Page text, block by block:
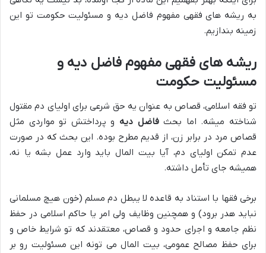
به ریشه های فقهی مفهوم فاضل دیه و مسئولیت حکومت تو این
زمینه بندازیم.
ریشه های فقهی مفهوم فاضل دیه و
مسئولیت حکومت
تو فقه اسلامی، قصاص به عنوان یه حق شرعی برای اولیای دم مقتول
شناخته میشه. اما بحثفاضل دیه و پرداختش تو مواردی مثل
قصاص مرد در برابر زن، از قدیم مطرح بوده. این بحث که در صورت
عدم تمکن اولیای دم، آیا بیت المال باید وارد عمل بشه یا نه،
همیشه جای تأمل داشته.
برخی فقها با استناد به قاعده لا یبطل دم مسلم (خون هیچ مسلمانی
نباید هدر برود) و همچنین وظایف ولی امر یا حاکم اسلامی در حفظ
نظم جامعه و اجرای حدود و قصاص، معتقدند که تو شرایط خاص و
برای حفظ مصالح عمومی، بیت المال می تونه این مسئولیت رو بر